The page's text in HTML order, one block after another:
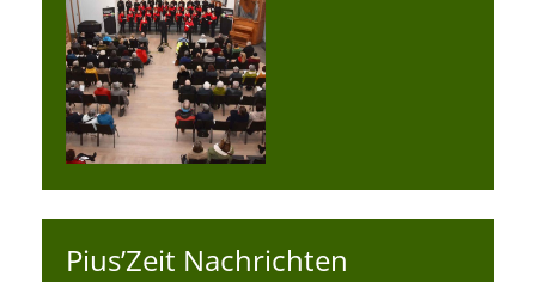
Pius’Zeit Nachrichten